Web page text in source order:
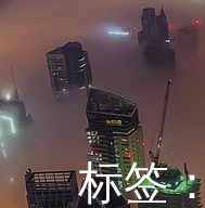
标签：